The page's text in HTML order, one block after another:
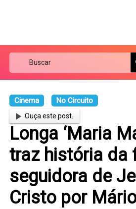
Cinema No Circuito
Ouça este post.
Longa ‘Maria
traz história da
seguidora de
Cristo por